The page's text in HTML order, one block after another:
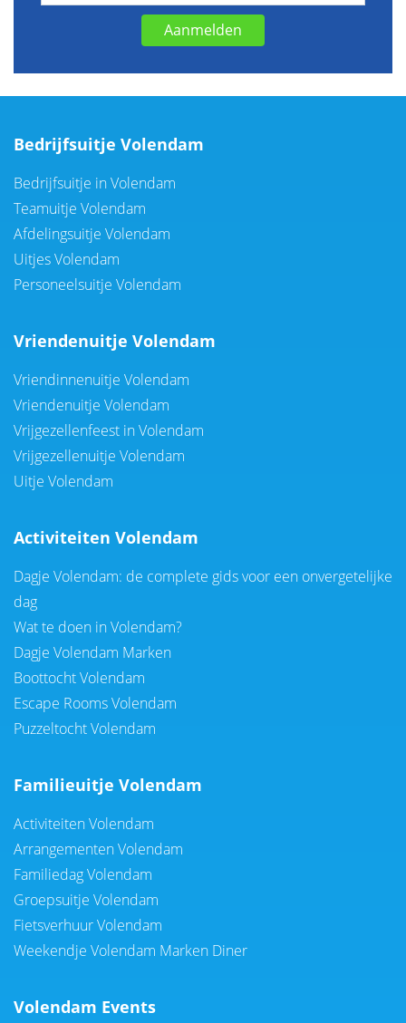
Aanmelden
Bedrijfsuitje Volendam
Bedrijfsuitje in Volendam
Teamuitje Volendam
Afdelingsuitje Volendam
Uitjes Volendam
Personeelsuitje Volendam
Vriendenuitje Volendam
Vriendinnenuitje Volendam
Vriendenuitje Volendam
Vrijgezellenfeest in Volendam
Vrijgezellenuitje Volendam
Uitje Volendam
Activiteiten Volendam
Dagje Volendam: de complete gids voor een onvergetelijke
dag
Wat te doen in Volendam?
Dagje Volendam Marken
Boottocht Volendam
Escape Rooms Volendam
Puzzeltocht Volendam
Familieuitje Volendam
Activiteiten Volendam
Arrangementen Volendam
Familiedag Volendam
Groepsuitje Volendam
Fietsverhuur Volendam
Weekendje Volendam Marken Diner
Volendam Events